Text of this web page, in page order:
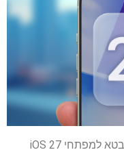
WWDC 2026: כיצד להתקין את הבטא למפתחי iOS 27